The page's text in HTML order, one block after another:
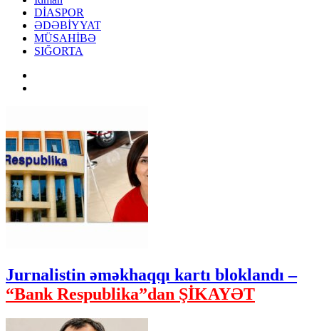
DİASPOR
ƏDƏBİYYAT
MÜSAHİBƏ
SIĞORTA
Jurnalistin əməkhaqqı kartı bloklandı –
“Bank Respublika”dan ŞİKAYƏT